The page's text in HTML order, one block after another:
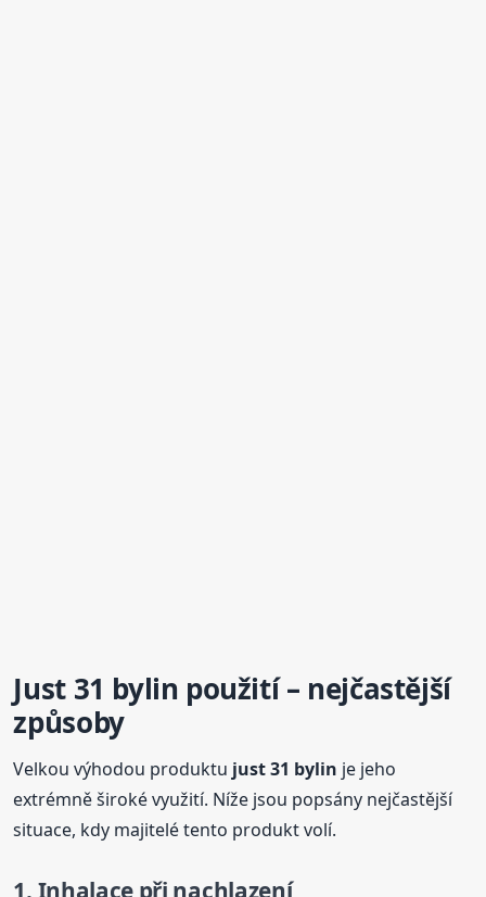
Just 31 bylin použití – nejčastější
způsoby
Velkou výhodou produktu just 31 bylin je jeho
extrémně široké využití. Níže jsou popsány nejčastější
situace, kdy majitelé tento produkt volí.
1. Inhalace při nachlazení